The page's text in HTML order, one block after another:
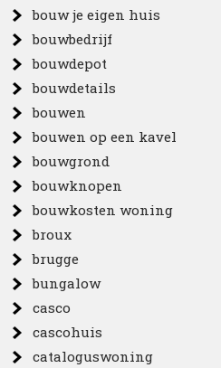
bouw je eigen huis
bouwbedrijf
bouwdepot
bouwdetails
bouwen
bouwen op een kavel
bouwgrond
bouwknopen
bouwkosten woning
broux
brugge
bungalow
casco
cascohuis
cataloguswoning